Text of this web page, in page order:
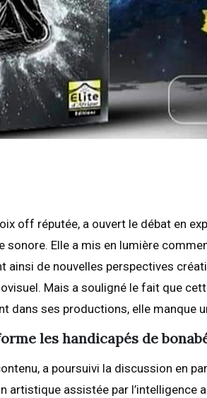
off réputée, a ouvert le débat en
Elle a mis en lumière
ainsi de nouvelles perspectives
Mais a souligné le fait que
dans ses productions, elle manque
les handicapés de
a poursuivi la discussion en
artistique assistée par l’intelligence